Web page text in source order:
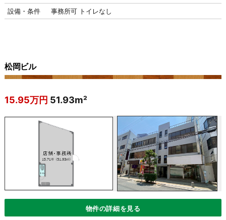
設備・条件
事務所可 トイレなし
松岡ビル
15.95万円 51.93m²
物件の詳細を見る